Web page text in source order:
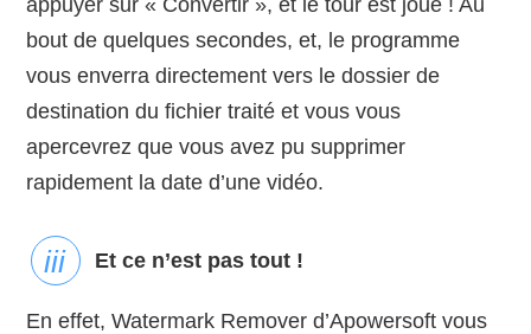
bout de quelques secondes, et, le programme
vous enverra directement vers le dossier de
destination du fichier traité et vous vous
apercevrez que vous avez pu supprimer
rapidement la date d’une vidéo.
Et ce n’est pas tout !
En effet, Watermark Remover d’Apowersoft vous